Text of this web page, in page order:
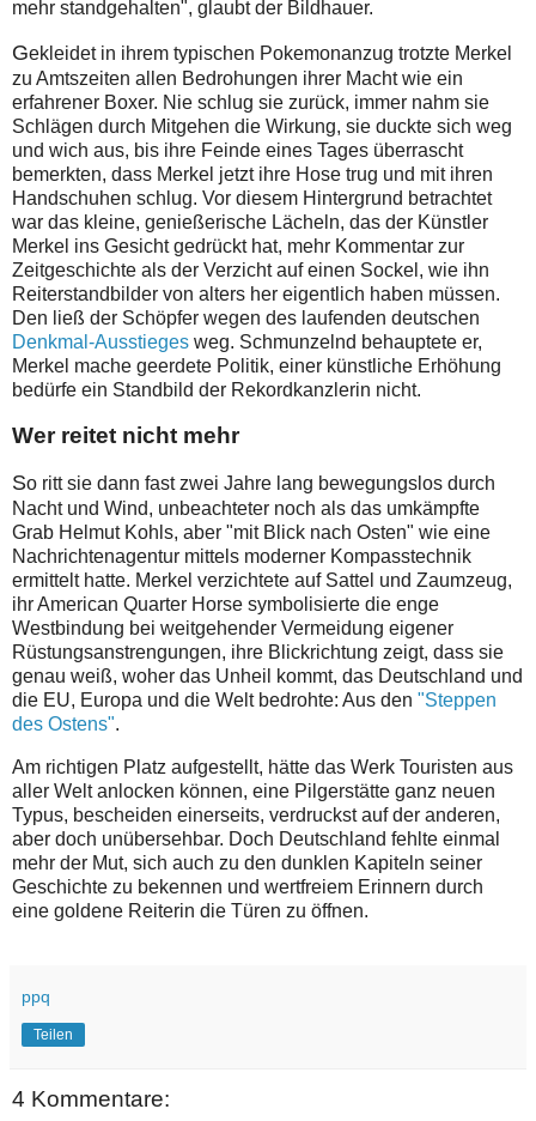
mehr standgehalten", glaubt der Bildhauer.
Gekleidet in ihrem typischen Pokemonanzug trotzte Merkel
zu Amtszeiten allen Bedrohungen ihrer Macht wie ein
erfahrener Boxer. Nie schlug sie zurück, immer nahm sie
Schlägen durch Mitgehen die Wirkung, sie duckte sich weg
und wich aus, bis ihre Feinde eines Tages überrascht
bemerkten, dass Merkel jetzt ihre Hose trug und mit ihren
Handschuhen schlug. Vor diesem Hintergrund betrachtet
war das kleine, genießerische Lächeln, das der Künstler
Merkel ins Gesicht gedrückt hat, mehr Kommentar zur
Zeitgeschichte als der Verzicht auf einen Sockel, wie ihn
Reiterstandbilder von alters her eigentlich haben müssen.
Den ließ der Schöpfer wegen des laufenden deutschen
Denkmal-Ausstieges weg. Schmunzelnd behauptete er,
Merkel mache geerdete Politik, einer künstliche Erhöhung
bedürfe ein Standbild der Rekordkanzlerin nicht.
Wer reitet nicht mehr
So ritt sie dann fast zwei Jahre lang bewegungslos durch
Nacht und Wind, unbeachteter noch als das umkämpfte
Grab Helmut Kohls, aber "mit Blick nach Osten" wie eine
Nachrichtenagentur mittels moderner Kompasstechnik
ermittelt hatte. Merkel verzichtete auf Sattel und Zaumzeug,
ihr American Quarter Horse symbolisierte die enge
Westbindung bei weitgehender Vermeidung eigener
Rüstungsanstrengungen, ihre Blickrichtung zeigt, dass sie
genau weiß, woher das Unheil kommt, das Deutschland und
die EU, Europa und die Welt bedrohte: Aus den "Steppen
des Ostens".
Am richtigen Platz aufgestellt, hätte das Werk Touristen aus
aller Welt anlocken können, eine Pilgerstätte ganz neuen
Typus, bescheiden einerseits, verdruckst auf der anderen,
aber doch unübersehbar. Doch Deutschland fehlte einmal
mehr der Mut, sich auch zu den dunklen Kapiteln seiner
Geschichte zu bekennen und wertfreiem Erinnern durch
eine goldene Reiterin die Türen zu öffnen.
ppq
Teilen
4 Kommentare: